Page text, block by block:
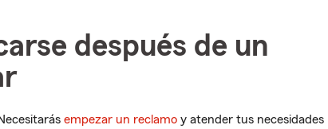
después de un
empezar un reclamo y atender tus necesidades